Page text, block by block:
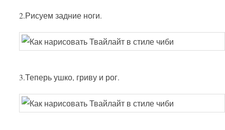
2.Рисуем задние ноги.
3.Теперь ушко, гриву и рог.